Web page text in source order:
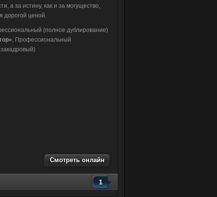
а за истину, как и за могущество,
дорогой ценой.
(полное дублирование)
, Профессиональный
Смотреть онлайн
1